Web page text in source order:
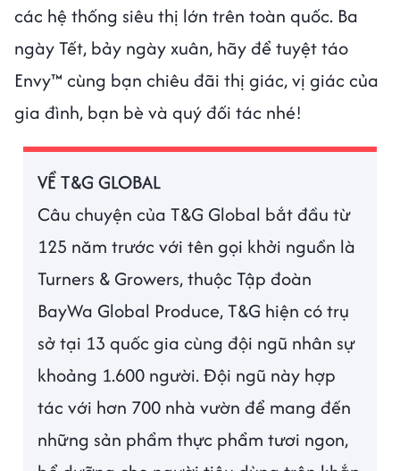
các hệ thống siêu thị lớn trên toàn quốc. Ba
ngày Tết, bảy ngày xuân, hãy để tuyệt táo
Envy™ cùng bạn chiêu đãi thị giác, vị giác của
gia đình, bạn bè và quý đối tác nhé!
VỀ T&G GLOBAL
Câu chuyện của T&G Global bắt đầu từ
125 năm trước với tên gọi khởi nguồn là
Turners & Growers, thuộc Tập đoàn
BayWa Global Produce, T&G hiện có trụ
sở tại 13 quốc gia cùng đội ngũ nhân sự
khoảng 1.600 người. Đội ngũ này hợp
tác với hơn 700 nhà vườn để mang đến
những sản phẩm thực phẩm tươi ngon,